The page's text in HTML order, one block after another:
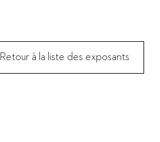
Retour à la liste des exposants